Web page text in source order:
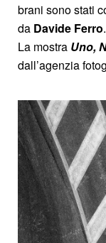
brani sono stati
da Davide Ferro.
La mostra Uno,
dall’agenzia